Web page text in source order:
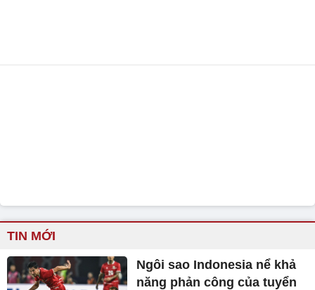
TIN MỚI
Ngôi sao Indonesia nể khả
năng phản công của tuyển